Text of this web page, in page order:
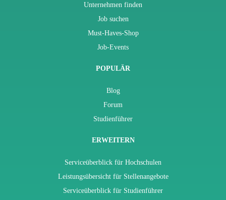
Unternehmen finden
Job suchen
Must-Haves-Shop
Job-Events
POPULÄR
Blog
Forum
Studienführer
ERWEITERN
Serviceüberblick für Hochschulen
Leistungsübersicht für Stellenangebote
Serviceüberblick für Studienführer